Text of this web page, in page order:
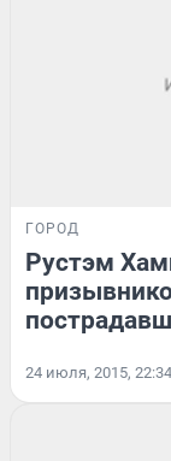
ГОРОД
Рустэм
24 июля, 2015, 22:34